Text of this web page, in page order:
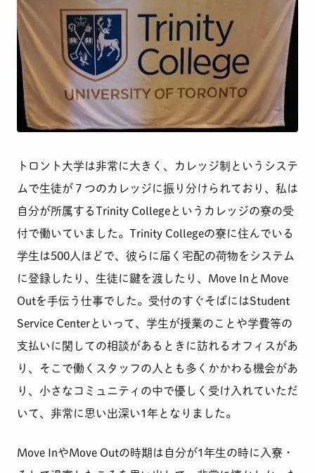
トロント大学は非常に大きく、カレッジ制というシステ
ムで生徒が７つのカレッジに振り分けられており、私は
自分が所属するTrinity Collegeというカレッジの寮の受
付で働いていました。Trinity Collegeの寮に住んでいる
学生は500人ほどで、彼らに届く宅配の荷物をシステム
に登録したり、生徒に鍵を渡したり、Move InとMove
Outを手伝う仕事でした。受付のすぐそばにはStudent
Service Centerといって、学生が授業のことや学費等の
支払いに関しての相談があるときに訪れるオフィスがあ
り、そこで働くスタッフの人とも多くかかわる機会があ
り、小さなコミュニティの中で優しく受け入れていただ
いて、非常に思い出深い1年となりました。
Move InやMove Outの時期は自分が1年生の時に入寮・